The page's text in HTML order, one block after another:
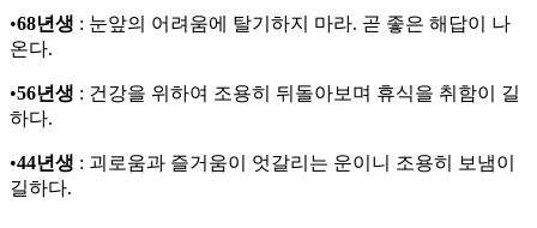
•68년생 : 눈앞의 어려움에 탈기하지 마라. 곧 좋은 해답이 나
온다.
•56년생 : 건강을 위하여 조용히 뒤돌아보며 휴식을 취함이 길
하다.
•44년생 : 괴로움과 즐거움이 엇갈리는 운이니 조용히 보냄이
길하다.